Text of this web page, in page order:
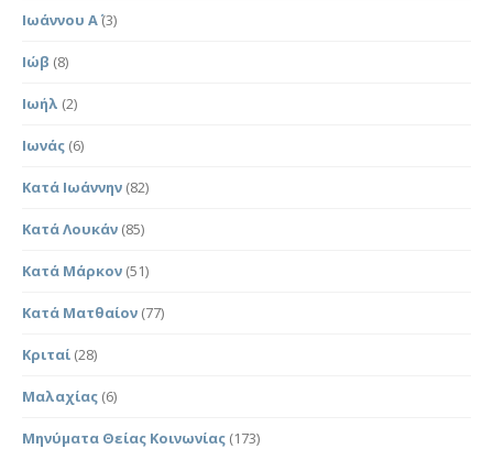
Ιωάννου Α΄(3)
Ιώβ (8)
Ιωήλ (2)
Ιωνάς (6)
Κατά Ιωάννην (82)
Κατά Λουκάν (85)
Κατά Μάρκον (51)
Κατά Ματθαίον (77)
Κριταί (28)
Μαλαχίας (6)
Μηνύματα Θείας Κοινωνίας (173)